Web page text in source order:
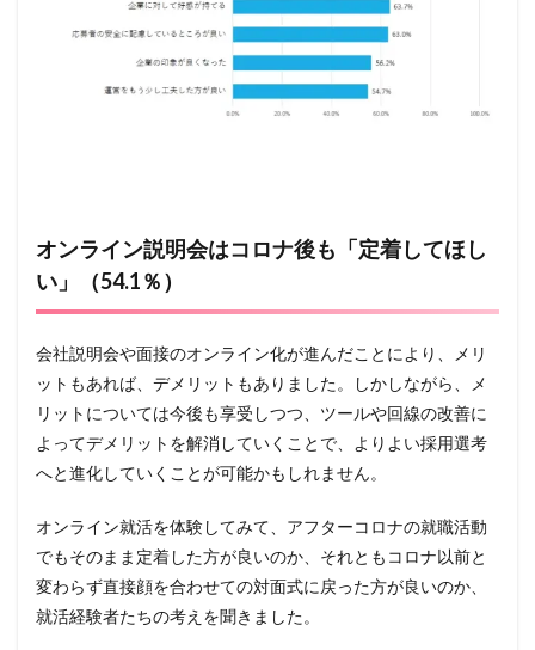
オンライン説明会はコロナ後も「定着してほし
い」（54.1％）
会社説明会や面接のオンライン化が進んだことにより、メリ
ットもあれば、デメリットもありました。しかしながら、メ
リットについては今後も享受しつつ、ツールや回線の改善に
よってデメリットを解消していくことで、よりよい採用選考
へと進化していくことが可能かもしれません。
オンライン就活を体験してみて、アフターコロナの就職活動
でもそのまま定着した方が良いのか、それともコロナ以前と
変わらず直接顔を合わせての対面式に戻った方が良いのか、
就活経験者たちの考えを聞きました。